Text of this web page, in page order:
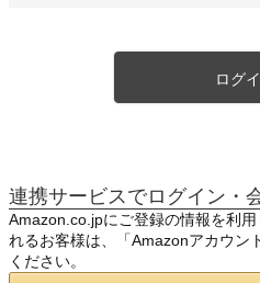
ログ
連携サービスでログイン・
Amazon.co.jpにご登録の情報を利
れるお客様は、「Amazonアカウン
ください。